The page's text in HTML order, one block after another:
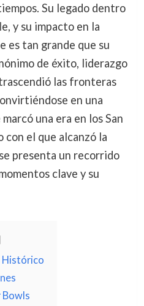
Su legado dentro
y su impacto en la
es tan grande que su
de éxito, liderazgo
las fronteras
en una
una era en los San
con el que alcanzó la
presenta un recorrido
clave y su
Histórico
Bowls